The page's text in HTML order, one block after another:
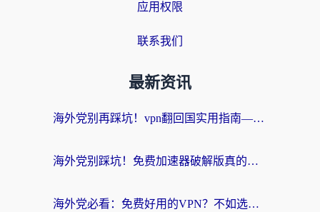
应用权限
联系我们
最新资讯
海外党别再踩坑！vpn翻回国实用指南——选对加速器，国内资源无缝用
海外党别踩坑！免费加速器破解版真的能用？教你无缝访问国内资源的正确姿势
海外党必看：免费好用的VPN？不如选对转国内加速器实现无缝追剧